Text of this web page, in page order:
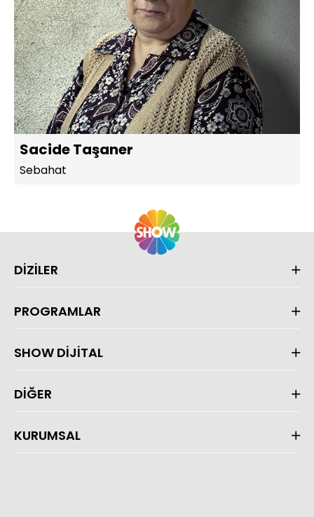
Sacide Taşaner
Sebahat
DİZİLER
PROGRAMLAR
SHOW DİJİTAL
DİĞER
KURUMSAL